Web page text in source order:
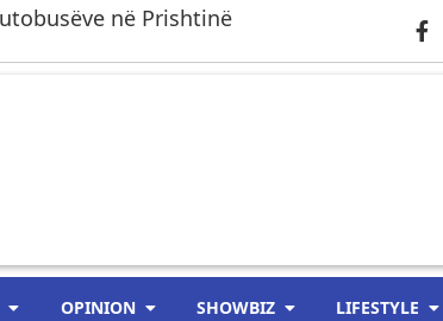
në Prishtinë
OPINION SHOWBIZ LIFESTYLE